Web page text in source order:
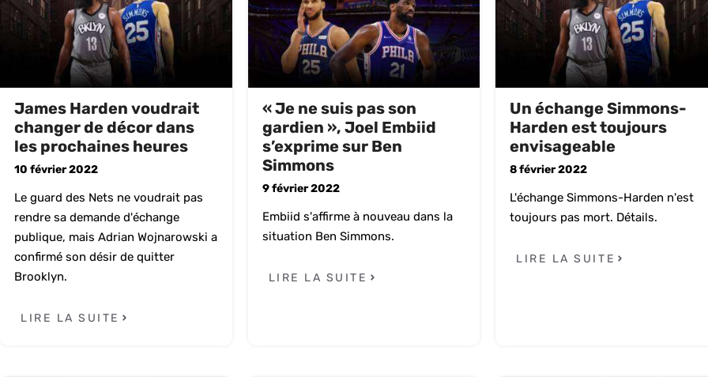
James Harden voudrait
changer de décor dans
les prochaines heures
10 février 2022
Le guard des Nets ne voudrait pas
rendre sa demande d'échange
publique, mais Adrian Wojnarowski a
confirmé son désir de quitter
Brooklyn.
LIRE LA SUITE
« Je ne suis pas son
gardien », Joel Embiid
s’exprime sur Ben
Simmons
9 février 2022
Embiid s'affirme à nouveau dans la
situation Ben Simmons.
LIRE LA SUITE
Un échange Simmons-
Harden est toujours
envisageable
8 février 2022
L'échange Simmons-Harden n'est
toujours pas mort. Détails.
LIRE LA SUITE